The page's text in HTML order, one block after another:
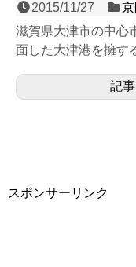
2015/11/27
滋賀県大津市の中心
面した大津港を擁す
上駅で、第３回近畿
記
スポンサーリンク